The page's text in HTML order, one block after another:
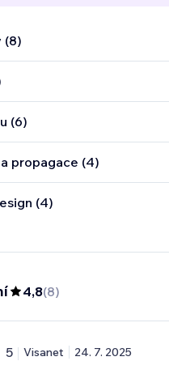
(8)
(6)
propagace (4)
(4)
4,8(8)
5 Visanet 24. 7. 2025